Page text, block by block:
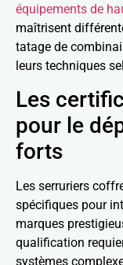
équipements de
maîtrisent
tatage de
leurs techniques
Les
pour le
forts
Les serruriers
spécifiques pour
marques
qualification
systèmes